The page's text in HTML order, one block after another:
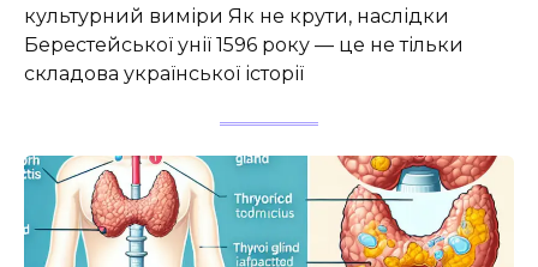
культурний виміри Як не крути, наслідки
Берестейської унії 1596 року — це не тільки
складова української історії